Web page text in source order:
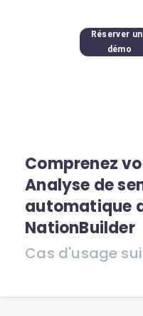
Réserver
démo
Comprenez
Analyse de
automatique
NationBuilder
Cas d'usage